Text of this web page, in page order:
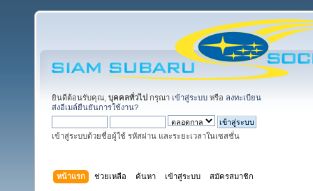
ยินดีต้อนรับคุณ, บุคคลทั่วไป กรุณา เข้าสู่ระบบ หรือ ลงทะเบียน
ส่งอีเมล์ยืนยันการใช้งาน?
เข้าสู่ระบบด้วยชื่อผู้ใช้ รหัสผ่าน และระยะเวลาในเซสชั่น
หน้าแรก ช่วยเหลือ ค้นหา เข้าสู่ระบบ สมัครสมาชิก